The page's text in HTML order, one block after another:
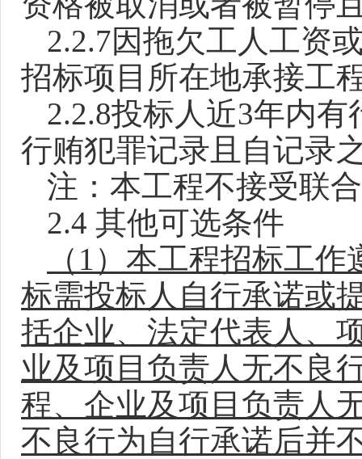
2.2.7因拖欠工人工资
招标项目所在地承接工
2.2.8投标人近3年内有
行贿犯罪记录且自记录
注：本工程不接受联
2.4 其他可选条件
（1）本工程招标工
标需投标人自行承诺或
括企业、法定代表人、
业及项目负责人无不良
程、企业及项目负责人
不良行为自行承诺后并